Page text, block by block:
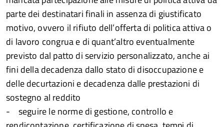
parte dei destinatari finali in assenza di giustificato
motivo, ovvero il rifiuto dell’offerta di politica attiva o
di lavoro congrua e di quant’altro eventualmente
previsto dal patto di servizio personalizzato, anche ai
fini della decadenza dallo stato di disoccupazione e
delle decurtazioni e decadenza dalle prestazioni di
sostegno al reddito
- seguire le norme di gestione, controllo e